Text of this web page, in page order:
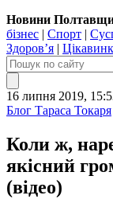
Новини
бізнес | Спорт |
Здоров’я |
16 липня 2019,
Блог Тараса Токаря
Коли ж,
якісний
(відео)